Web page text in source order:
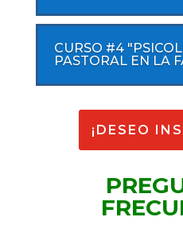
CURSO #4
PASTORAL EN LA
¡DESEO